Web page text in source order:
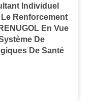
Individuel
Renforcement
En Vue
De
De Santé